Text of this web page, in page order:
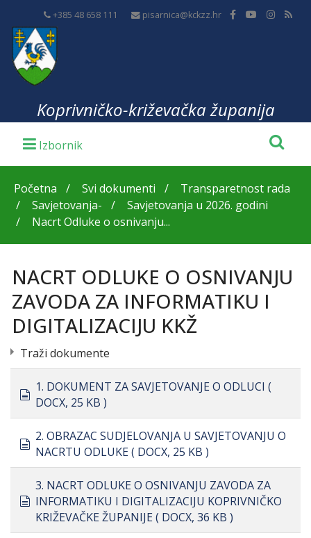
+385 48 658 111 pisarnica@kckzz.hr
Koprivničko-križevačka županija
Početna Svi dokumenti
Transparetnost rada
Savjetovanja-
Savjetovanja u 2026. godini
Nacrt Odluke o osnivanju...
NACRT ODLUKE O OSNIVANJU
ZAVODA ZA INFORMATIKU I
DIGITALIZACIJU KKŽ
Traži dokumente
document
1. DOKUMENT ZA SAVJETOVANJE O ODLUCI (
DOCX, 25 KB )
document
2. OBRAZAC SUDJELOVANJA U SAVJETOVANJU O
NACRTU ODLUKE( DOCX, 25 KB )
document
3. NACRT ODLUKE O OSNIVANJU ZAVODA ZA
INFORMATIKU I DIGITALIZACIJU KOPRIVNIČKO
KRIŽEVAČKE ŽUPANIJE( DOCX, 36 KB )